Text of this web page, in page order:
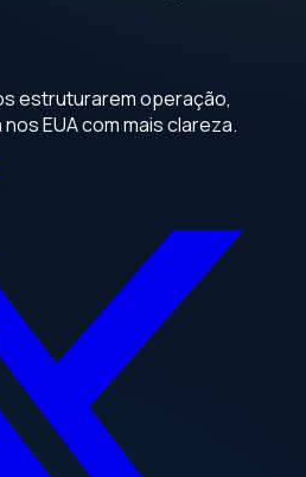
estruturarem operação,
EUA com mais clareza.